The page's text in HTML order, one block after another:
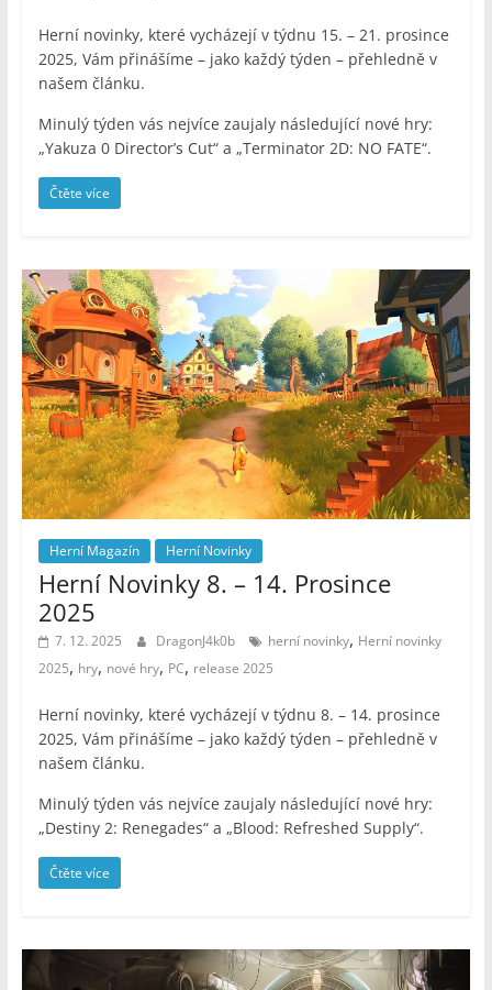
Herní novinky, které vycházejí v týdnu 15. – 21. prosince
2025, Vám přinášíme – jako každý týden – přehledně v
našem článku.
Minulý týden vás nejvíce zaujaly následující nové hry:
„Yakuza 0 Director’s Cut“ a „Terminator 2D: NO FATE“.
Čtěte více
Herní Magazín Herní Novinky
Herní Novinky 8. – 14. Prosince
2025
7. 12. 2025 DragonJ4k0b herní novinky, Herní novinky
2025, hry, nové hry, PC, release 2025
Herní novinky, které vycházejí v týdnu 8. – 14. prosince
2025, Vám přinášíme – jako každý týden – přehledně v
našem článku.
Minulý týden vás nejvíce zaujaly následující nové hry:
„Destiny 2: Renegades“ a „Blood: Refreshed Supply“.
Čtěte více